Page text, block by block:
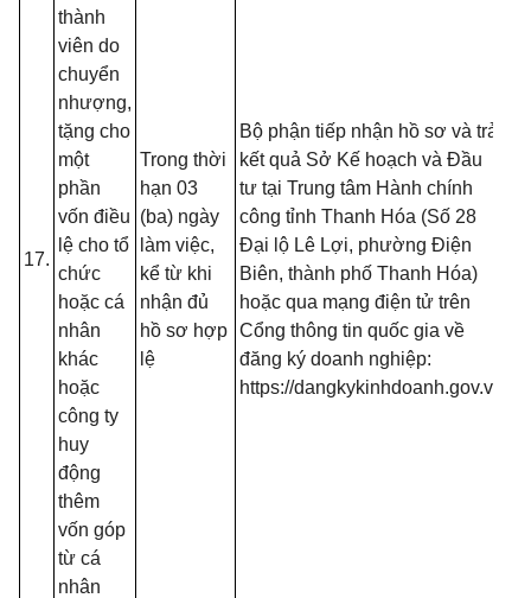
17.
thành
viên do
chuyển
nhượng,
tặng cho
một
phần
vốn điều
lệ cho tổ
chức
hoặc cá
nhân
khác
hoặc
công ty
huy
động
thêm
vốn góp
từ cá
nhân
Trong thời
hạn 03
(ba) ngày
làm việc,
kể từ khi
nhận đủ
hồ sơ hợp
lệ
Bộ phận tiếp nhận hồ sơ và trả
kết quả Sở Kế hoạch và Đầu
tư tại Trung tâm Hành chính
công tỉnh Thanh Hóa (Số 28
Đại lộ Lê Lợi, phường Điện
Biên, thành phố Thanh Hóa)
hoặc qua mạng điện tử trên
Cổng thông tin quốc gia về
đăng ký doanh nghiệp:
https://dangkykinhdoanh.gov.vn